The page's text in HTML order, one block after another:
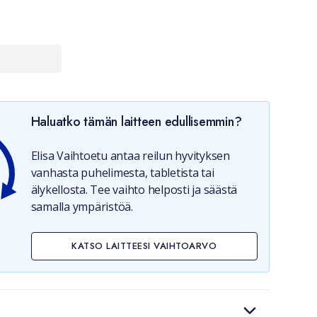
Haluatko tämän laitteen edullisemmin?
Elisa Vaihtoetu antaa reilun hyvityksen
vanhasta puhelimesta, tabletista tai
älykellosta. Tee vaihto helposti ja säästä
samalla ympäristöä.
KATSO LAITTEESI VAIHTOARVO